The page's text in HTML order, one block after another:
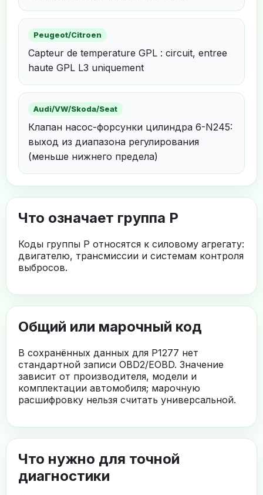
Peugeot/Citroen
Capteur de temperature GPL : circuit, entree
haute GPL L3 uniquement
Audi/VW/Skoda/Seat
Клапан насос-форсунки цилиндра 6-N245:
выход из диапазона регулирования
(меньше нижнего предела)
Что означает группа P
Коды группы P относятся к силовому агрегату:
двигателю, трансмиссии и системам контроля
выбросов.
Общий или марочный код
В сохранённых данных для P1277 нет
стандартной записи OBD2/EOBD. Значение
зависит от производителя, модели и
комплектации автомобиля; марочную
расшифровку нельзя считать универсальной.
Что нужно для точной
диагностики